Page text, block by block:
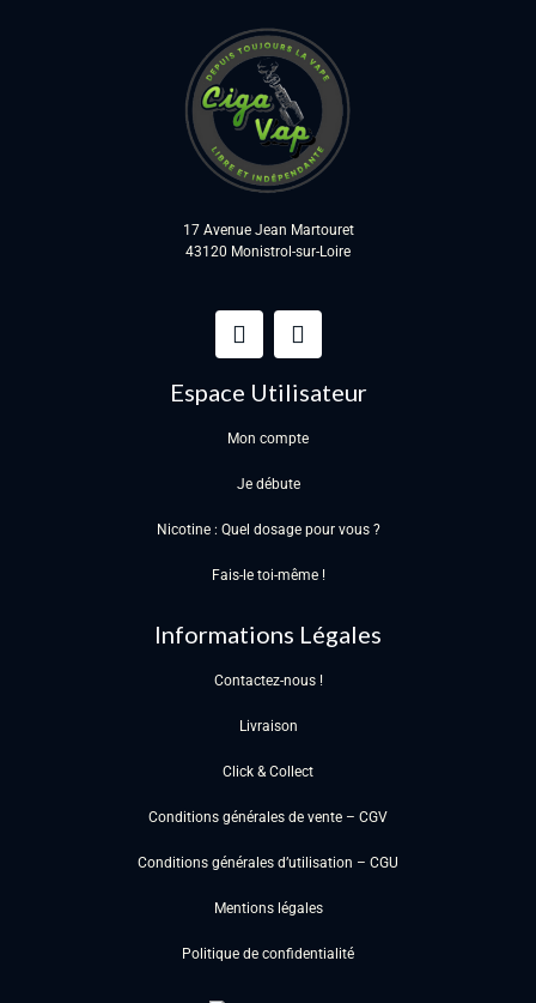
17 Avenue Jean Martouret
43120 Monistrol-sur-Loire
Espace Utilisateur
Mon compte
Je débute
Nicotine : Quel dosage pour vous ?
Fais-le toi-même !
Informations Légales
Contactez-nous !
Livraison
Click & Collect
Conditions générales de vente – CGV
Conditions générales d’utilisation – CGU
Mentions légales
Politique de confidentialité